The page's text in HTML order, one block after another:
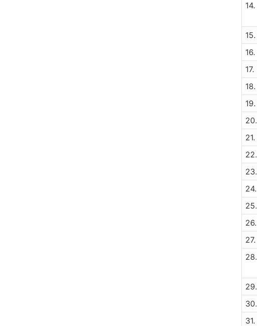
14.
15.
16.
17.
18.
19.
20.
21.
22.
23.
24.
25.
26.
27.
28.
29.
30.
31.